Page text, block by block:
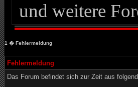
und weitere
1 � Fehlermeldung
Fehlermeldung
Das Forum befindet sich zur Zeit aus